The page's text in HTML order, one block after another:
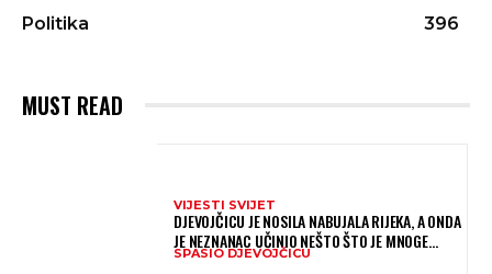
Politika
396
MUST READ
VIJESTI SVIJET
DJEVOJČICU JE NOSILA NABUJALA RIJEKA, A ONDA
JE NEZNANAC UČINIO NEŠTO ŠTO JE MNOGE
OSTAVILO BEZ RIJEČI
SPASIO DJEVOJČICU